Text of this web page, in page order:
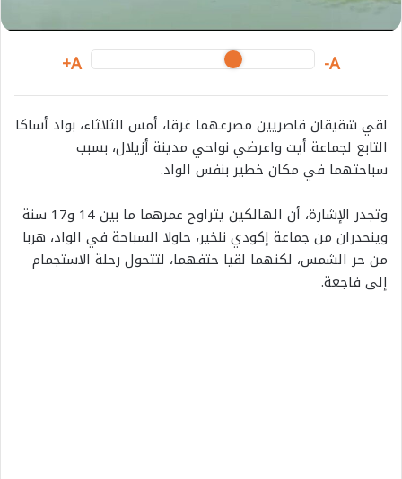
A-
A+
لقي شقيقان قاصريين مصرعهما غرقا، أمس الثلاثاء، بواد أساكا
التابع لجماعة أيت واعرضي نواحي مدينة أزيلال، بسبب
سباحتهما في مكان خطير بنفس الواد.
وتجدر الإشارة، أن الهالكين يتراوح عمرهما ما بين 14 و17 سنة
وينحدران من جماعة إكودي نلخير، حاولا السباحة في الواد، هربا
من حر الشمس، لكنهما لقيا حتفهما، لتتحول رحلة الاستجمام
إلى فاجعة.